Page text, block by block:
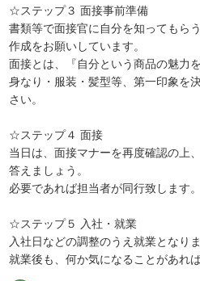
☆ステップ３ 面接事前準備
書類等で面接官に自分を知ってもら
作成をお願いしています。
面接とは、『自分という商品の魅力
身なり・服装・髪型等、第一印象を
さい。
☆ステップ４ 面接
当日は、面接マナーを再度確認の上
答えましょう。
必要であれば担当者が同行致します。
☆ステップ５ 入社・就業
入社日などの調整のうえ就業となりま
就業後も、何か気になることがあれ